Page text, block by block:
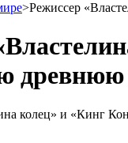
>Режиссер